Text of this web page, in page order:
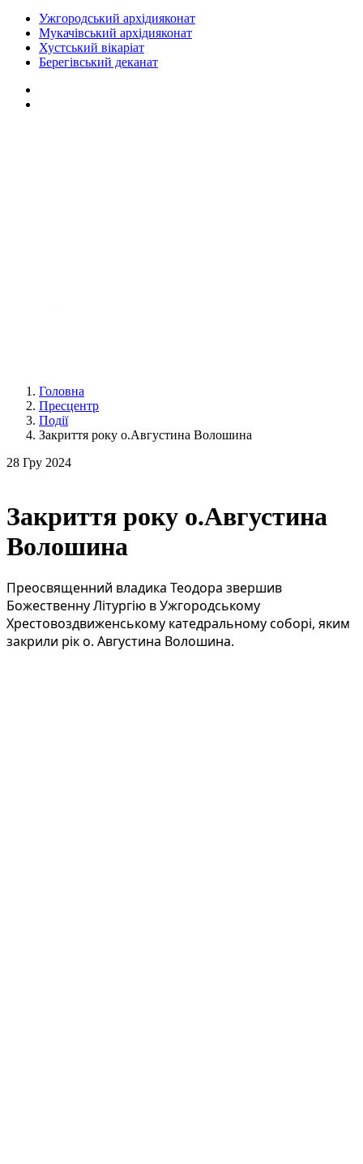
Ужгородський архідияконат
Мукачівський архідияконат
Хустський вікаріат
Берегівський деканат
Головна
Пресцентр
Події
Закриття року о.Августина Волошина
28 Гру 2024
Закриття року о.Августина
Волошина
Преосвященний владика Теодора звершив
Божественну Літургію в Ужгородському
Хрестовоздвиженському катедральному соборі, яким
закрили рік о. Августина Волошина.